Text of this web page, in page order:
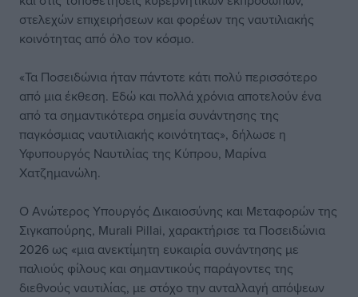
στελεχών επιχειρήσεων και φορέων της ναυτιλιακής
κοινότητας από όλο τον κόσμο.
«Τα Ποσειδώνια ήταν πάντοτε κάτι πολύ περισσότερο
από μια έκθεση. Εδώ και πολλά χρόνια αποτελούν ένα
από τα σημαντικότερα σημεία συνάντησης της
παγκόσμιας ναυτιλιακής κοινότητας», δήλωσε η
Υφυπουργός Ναυτιλίας της Κύπρου, Μαρίνα
Χατζημανώλη.
Ο Ανώτερος Υπουργός Δικαιοσύνης και Μεταφορών της
Σιγκαπούρης, Murali Pillai, χαρακτήρισε τα Ποσειδώνια
2026 ως «μια ανεκτίμητη ευκαιρία συνάντησης με
παλιούς φίλους και σημαντικούς παράγοντες της
διεθνούς ναυτιλίας, με στόχο την ανταλλαγή απόψεων